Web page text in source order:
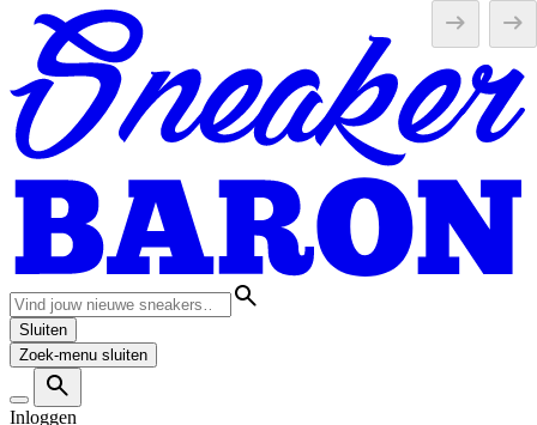
Sluiten
Zoek-menu sluiten
Inloggen